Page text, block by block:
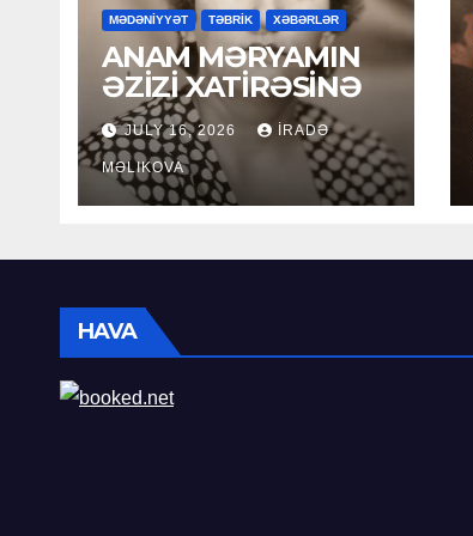
MƏDƏNİYYƏT TƏBRİK XƏBƏRLƏR
ANAM MƏRYAMIN
ƏZİZİ XATİRƏSİNƏ
JULY 16, 2026 İRADƏ
MƏLIKOVA
HAVA